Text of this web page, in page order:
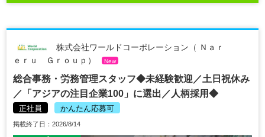
株式会社ワールドコーポレーション（ Ｎａｒ
ｅｒｕ Ｇｒｏｕｐ）
New
総合事務・労務管理スタッフ◆未経験歓迎／土日祝休み
／「アジアの注目企業100」に選出／人柄採用◆
正社員 かんたん応募可
掲載終了日：2026/8/14